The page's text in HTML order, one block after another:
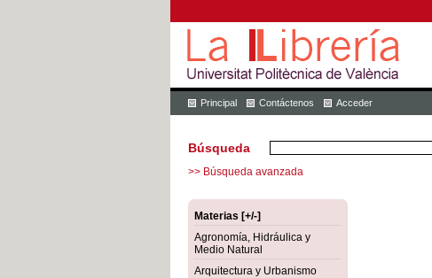
Principal Contáctenos Acceder
Búsqueda
>> Búsqueda avanzada
Materias [+/-]
Agronomía, Hidráulica y
Medio Natural
Arquitectura y Urbanismo